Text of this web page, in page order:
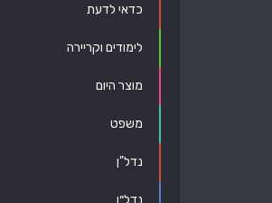
כדאי לדעת
לימודים וקריירה
מוצר היום
משפט
נדל"ן
נדל״ן